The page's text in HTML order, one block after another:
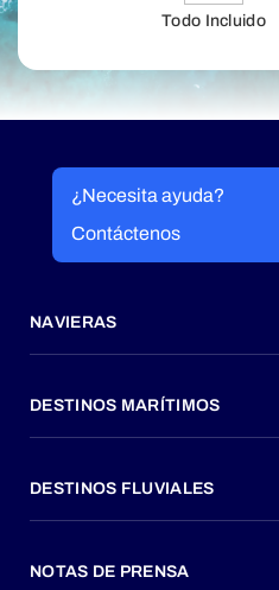
Todo Incluido
¿Necesita ayuda?
Contáctenos
NAVIERAS
DESTINOS MARÍTIMOS
DESTINOS FLUVIALES
NOTAS DE PRENSA